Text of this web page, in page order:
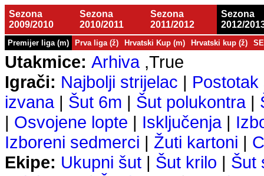
Sezona
2009/2010
Sezona
2010/2011
Sezona
2011/2012
Sezona
2012/
Premijer liga (m) Prva liga (ž) Hrvatski Kup (m) Hrvatski kup (ž)
Utakmice: Arhiva,True
Igrači: Najbolji strijelac | Postotak
izvana| Šut 6m | Šut polukontra|
| Osvojene lopte | Isključenja|
Izboreni sedmerci | Žuti kartoni |
Ekipe: Ukupni šut | Šut krilo | Šut